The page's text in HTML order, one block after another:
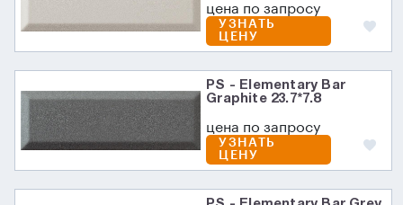
цена по запросу
УЗНАТЬ
ЦЕНУ
PS - Elementary Bar
Graphite 23.7*7.8
цена по запросу
УЗНАТЬ
ЦЕНУ